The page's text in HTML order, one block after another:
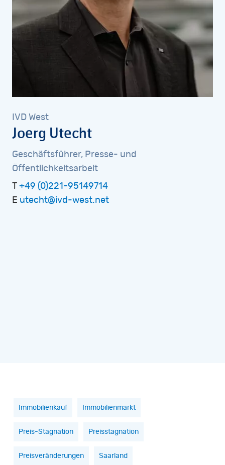
IVD West
Joerg Utecht
Geschäftsführer, Presse- und
Öffentlichkeitsarbeit
T +49 (0)221-95149714
E utecht@ivd-west.net
Immobilienkauf Immobilienmarkt
Preis-Stagnation Preisstagnation
Preisveränderungen Saarland